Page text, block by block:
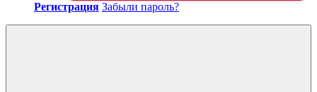
Регистрация Забыли пароль?